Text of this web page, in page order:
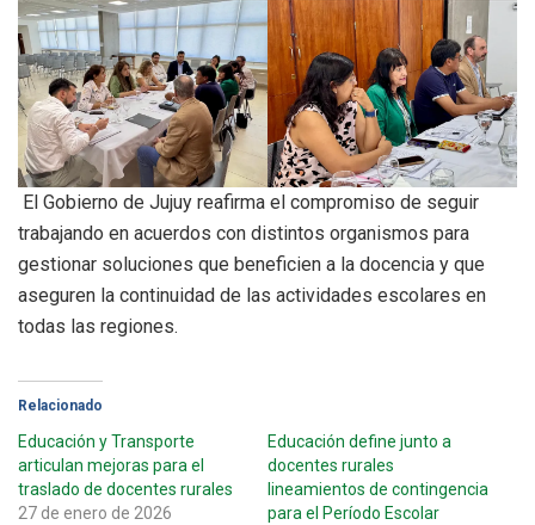
El Gobierno de Jujuy reafirma el compromiso de seguir
trabajando en acuerdos con distintos organismos para
gestionar soluciones que beneficien a la docencia y que
aseguren la continuidad de las actividades escolares en
todas las regiones.
Relacionado
Educación y Transporte
articulan mejoras para el
traslado de docentes rurales
27 de enero de 2026
Educación define junto a
docentes rurales
lineamientos de contingencia
para el Período Escolar